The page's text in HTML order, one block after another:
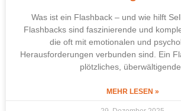
Was ist ein Flashback – und wie hilft
Flashbacks sind faszinierende und
die oft mit emotionalen und
Herausforderungen verbunden sind. Ein
plötzliches,
MEHR LESEN »